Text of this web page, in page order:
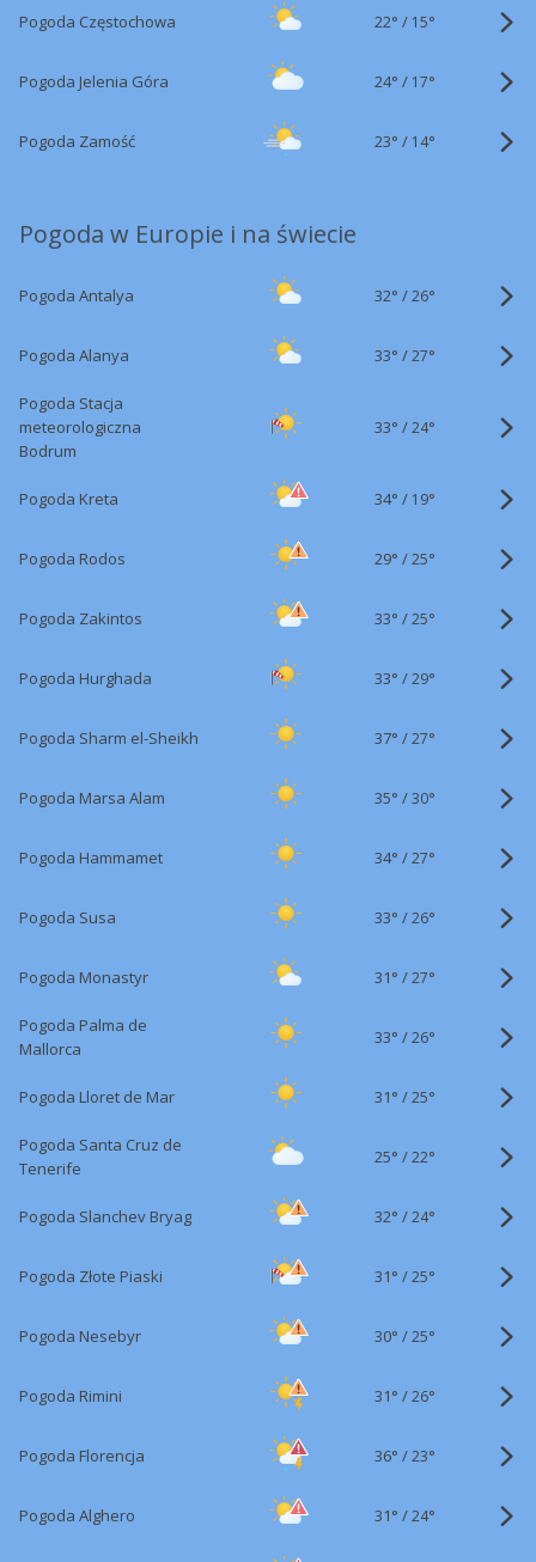
Pogoda Częstochowa 22° / 15°
Pogoda Jelenia Góra 24° / 17°
Pogoda Zamość 23° / 14°
Pogoda w Europie i na świecie
Pogoda Antalya 32° /26°
Pogoda Alanya 33° /27°
Pogoda Stacja
meteorologiczna
Bodrum
33° /24°
Pogoda Kreta 34° / 19°
Pogoda Rodos 29° /25°
Pogoda Zakintos 33° /25°
Pogoda Hurghada 33° /29°
Pogoda Sharm el-Sheikh 37° /27°
Pogoda Marsa Alam 35° /30°
Pogoda Hammamet 34° /27°
Pogoda Susa 33° /26°
Pogoda Monastyr 31° /27°
Pogoda Palma de
Mallorca
33° /26°
Pogoda Lloret de Mar 31° /25°
Pogoda Santa Cruz de
Tenerife
25° /22°
Pogoda Slanchev Bryag 32° /24°
Pogoda Złote Piaski 31° /25°
Pogoda Nesebyr 30° /25°
Pogoda Rimini 31° /26°
Pogoda Florencja 36° /23°
Pogoda Alghero 31° /24°